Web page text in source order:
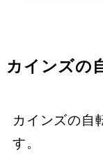
カインズの
カインズの自
す。